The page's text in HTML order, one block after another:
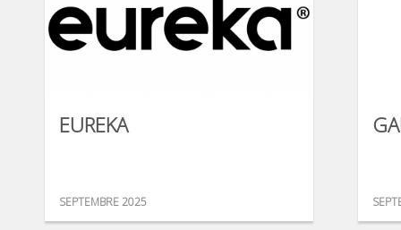
EUREKA
SEPTEMBRE 2025